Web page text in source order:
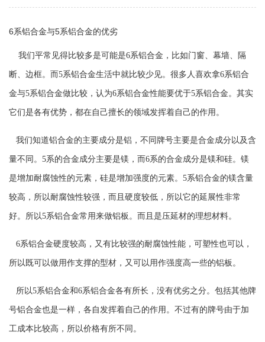
6系铝合金与5系铝合金的优劣
我们平常见得比较多是可能是6系铝合金，比如门窗、幕墙、隔
断、边框。而5系铝合金生活中就比较少见。很多人喜欢拿6系铝合
金与5系铝合金做比较，认为6系铝合金性能要优于5系铝合金。其实
它们是各有优势，都在自己擅长的领域发挥着自己的作用。
我们知道铝合金的主要成分是铝，不同牌号主要是合金成分以及含
量不同。5系的合金成分主要是镁，而6系的合金成分是镁和硅。镁
是增加耐腐蚀性的元素，硅是增加强度的元素。5系铝合金的镁含量
较高，所以耐腐蚀性较强，而且硬度较低，所以它的延展性非常
好。所以5系铝合金常用来做铝板。而且是压延材的理想材料。
6系铝合金硬度较高，又有比较强的耐腐蚀性能，可塑性也可以，
所以既可以做用作支撑的型材，又可以用作强度高一些的铝板。
所以5系铝合金和6系铝合金各有所长，没有优劣之分。包括其他牌
号铝合金也是一样，各自发挥着自己的作用。不过有的牌号由于加
工成本比较高，所以价格有所不同。